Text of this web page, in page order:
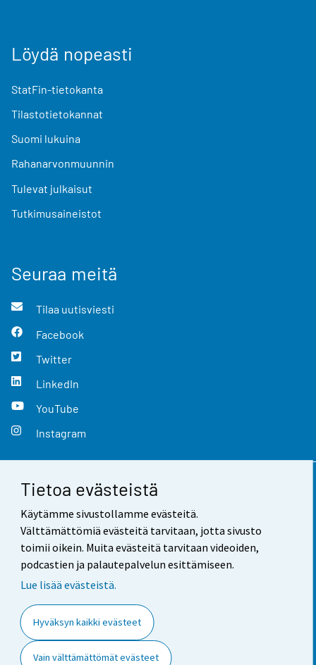
Tietoa evästeistä
Käytämme sivustollamme evästeitä.
Välttämättömiä evästeitä tarvitaan, jotta sivusto
toimii oikein. Muita evästeitä tarvitaan videoiden,
podcastien ja palautepalvelun esittämiseen.
Lue lisää evästeistä.
Hyväksyn kaikki evästeet
Vain välttämättömät evästeet
Löydä nopeasti
StatFin-tietokanta
Tilastotietokannat
Suomi lukuina
Rahanarvonmuunnin
Tulevat julkaisut
Tutkimusaineistot
Seuraa meitä
Tilaa uutisviesti
Facebook
Twitter
LinkedIn
YouTube
Instagram
Yhteystiedot
Palaute
Käyttöehdot
Saavutettavuus
Tietoa sivustosta
Evästeasetukset